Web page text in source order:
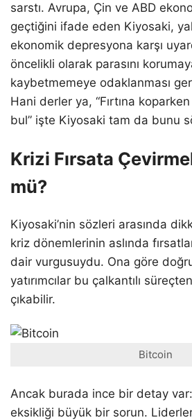
sarstı. Avrupa, Çin ve ABD
geçtiğini ifade eden Kiyosaki,
ekonomik depresyona karşı
öncelikli olarak parasını
kaybetmemeye odaklanması
Hani derler ya, “Fırtına
bul” işte Kiyosaki tam da bunu
Krizi Fırsata
mü?
Kiyosaki’nin sözleri arasında
kriz dönemlerinin aslında
dair vurgusuydu. Ona göre
yatırımcılar bu çalkantılı
çıkabilir.
Bitcoin
Ancak burada ince bir detay
eksikliği büyük bir sorun.